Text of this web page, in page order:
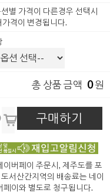
별 가격이 다른경우 선택시
가격이 변경됩니다.
총 상품 금액 0원
구매하기
이버페이 주문시, 제주도를 포
서산간지역의 배송료는 네이
페이와 별도로 청구됩니다.